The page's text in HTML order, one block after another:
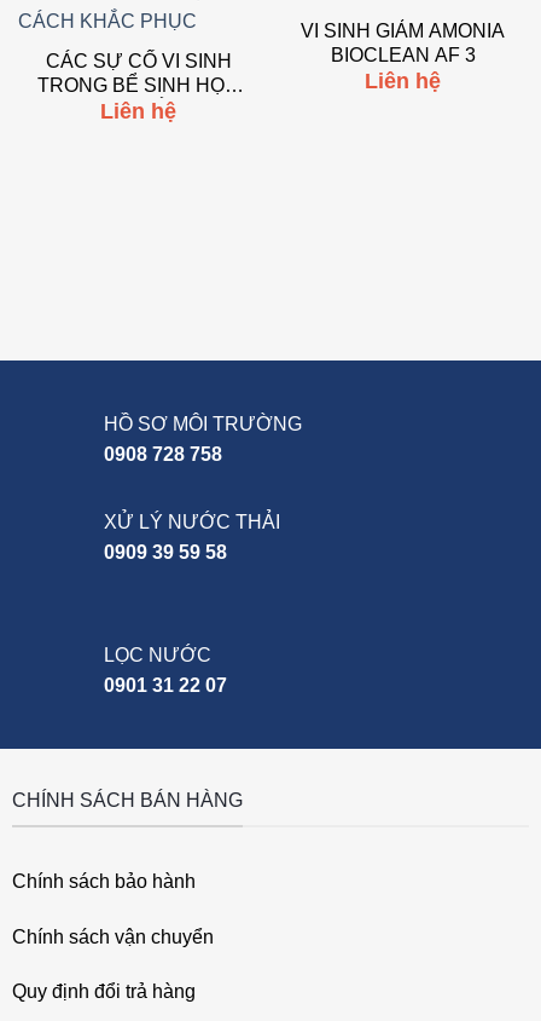
CÁC SỰ CỐ VI SINH
TRONG BỂ SINH HỌC
VÀ CÁCH KHẮC PHỤC
Liên hệ
wishlist
VI SINH GIẢM AMONIA
BIOCLEAN AF 3
Liên hệ
HỒ SƠ MÔI TRƯỜNG
0908 728 758
XỬ LÝ NƯỚC THẢI
0909 39 59 58
LỌC NƯỚC
0901 31 22 07
CHÍNH SÁCH BÁN HÀNG
Chính sách bảo hành
Chính sách vận chuyển
Quy định đổi trả hàng